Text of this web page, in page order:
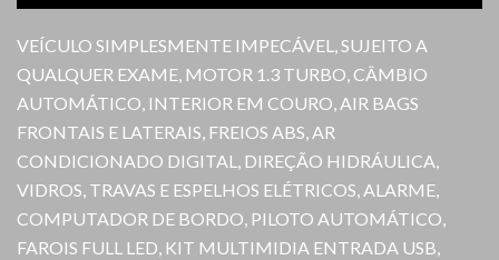
VEÍCULO SIMPLESMENTE IMPECÁVEL, SUJEITO A
QUALQUER EXAME, MOTOR 1.3 TURBO, CÂMBIO
AUTOMÁTICO, INTERIOR EM COURO, AIR BAGS
FRONTAIS E LATERAIS, FREIOS ABS, AR
CONDICIONADO DIGITAL, DIREÇÃO HIDRÁULICA,
VIDROS, TRAVAS E ESPELHOS ELÉTRICOS, ALARME,
COMPUTADOR DE BORDO, PILOTO AUTOMÁTICO,
FAROIS FULL LED, KIT MULTIMIDIA ENTRADA USB,